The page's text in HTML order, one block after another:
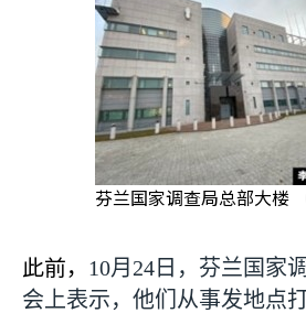
芬兰国家调查局总部大楼
此前， 10月 24 日，芬兰国家
会上表示，他们从事发地点